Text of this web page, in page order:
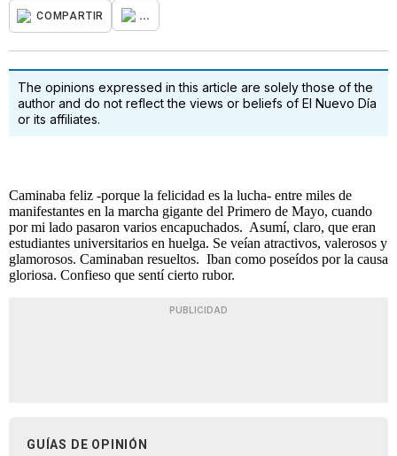
COMPARTIR ...
The opinions expressed in this article are solely those of the
author and do not reflect the views or beliefs of El Nuevo Día
or its affiliates.
Caminaba feliz -porque la felicidad es la lucha- entre miles de
manifestantes en la marcha gigante del Primero de Mayo, cuando
por mi lado pasaron varios encapuchados. Asumí, claro, que eran
estudiantes universitarios en huelga. Se veían atractivos, valerosos y
glamorosos. Caminaban resueltos. Iban como poseídos por la causa
gloriosa. Confieso que sentí cierto rubor.
PUBLICIDAD
GUÍAS DE OPINIÓN